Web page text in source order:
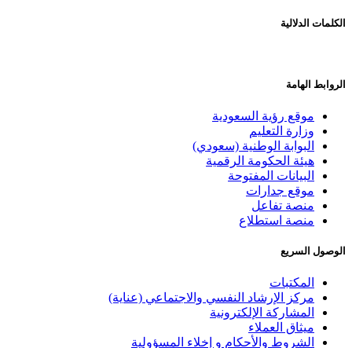
الكلمات الدلالية
الروابط الهامة
موقع رؤية السعودية
وزارة التعليم
البوابة الوطنية (سعودي)
هيئة الحكومة الرقمية
البيانات المفتوحة
موقع جدارات
منصة تفاعل
منصة استطلاع
الوصول السريع
المكتبات
مركز الإرشاد النفسي والاجتماعي (عناية)
المشاركة الإلكترونية
ميثاق العملاء
الشروط والأحكام و إخلاء المسؤولية